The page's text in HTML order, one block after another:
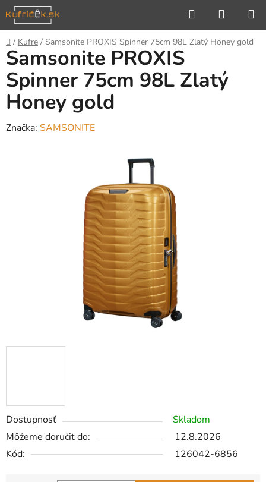
Prejsť
na
obsah
Hľadať
KOŠÍK
Domov
/ Kufre / Samsonite PROXIS Spinner 75cm 98L Zlatý Honey gold
Dostupnosť
Skladom
Môžeme doručiť do:
12.8.2026
Kód:
126042-6856
Samsonite PROXIS
Spinner 75cm 98L Zlatý
Honey gold
Značka: SAMSONITE